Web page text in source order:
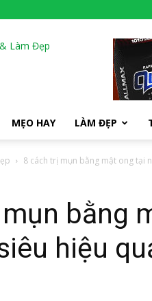
MẸO HAY LÀM ĐẸP
8 cách trị mụn bằng mật ong tại
bằng
hiệu